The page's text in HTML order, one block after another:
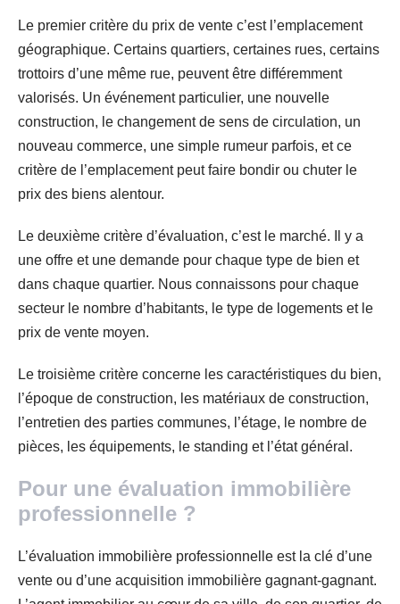
Le premier critère du prix de vente c’est l’emplacement
géographique. Certains quartiers, certaines rues, certains
trottoirs d’une même rue, peuvent être différemment
valorisés. Un événement particulier, une nouvelle
construction, le changement de sens de circulation, un
nouveau commerce, une simple rumeur parfois, et ce
critère de l’emplacement peut faire bondir ou chuter le
prix des biens alentour.
Le deuxième critère d’évaluation, c’est le marché. Il y a
une offre et une demande pour chaque type de bien et
dans chaque quartier. Nous connaissons pour chaque
secteur le nombre d’habitants, le type de logements et le
prix de vente moyen.
Le troisième critère concerne les caractéristiques du bien,
l’époque de construction, les matériaux de construction,
l’entretien des parties communes, l’étage, le nombre de
pièces, les équipements, le standing et l’état général.
Pour une évaluation immobilière
professionnelle ?
L’évaluation immobilière professionnelle est la clé d’une
vente ou d’une acquisition immobilière gagnant-gagnant.